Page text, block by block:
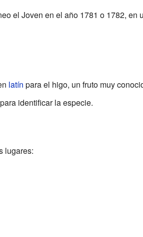
el Joven en el año 1781 o 1782, en
latín para el higo, un fruto muy
identificar la especie.
lugares: